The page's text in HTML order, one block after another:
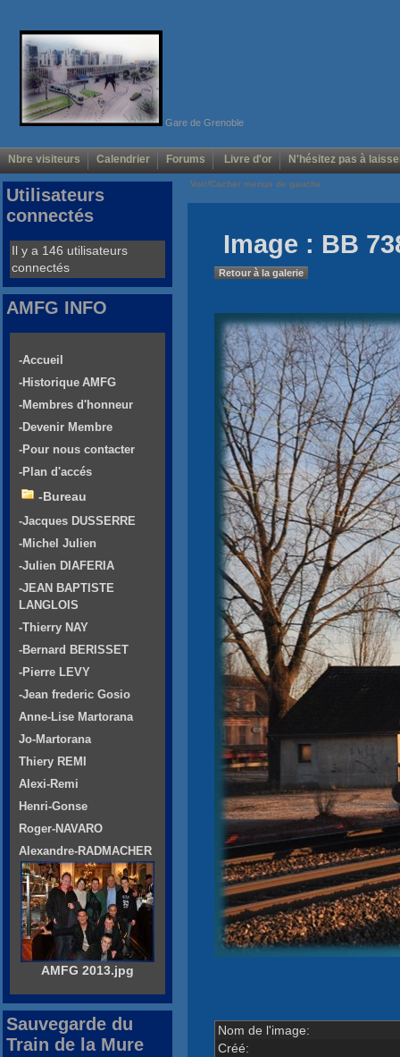
Gare de Grenoble
Nbre visiteurs Calendrier Forums Livre d'or N'hésitez pas à
Voir/Cacher menus de gauche
Image : BB
Retour à la galerie
Nom de l'image:
Créé:
Utilisateurs
connectés
Il y a 146 utilisateurs
connectés
AMFG INFO
-Accueil
-Historique AMFG
-Membres d'honneur
-Devenir Membre
-Pour nous contacter
-Plan d'accés
-Bureau
-Jacques DUSSERRE
-Michel Julien
-Julien DIAFERIA
-JEAN BAPTISTE
LANGLOIS
-Thierry NAY
-Bernard BERISSET
-Pierre LEVY
-Jean frederic Gosio
Anne-Lise Martorana
Jo-Martorana
Thiery REMI
Alexi-Remi
Henri-Gonse
Roger-NAVARO
Alexandre-RADMACHER
AMFG 2013.jpg
Sauvegarde du
Train de la Mure